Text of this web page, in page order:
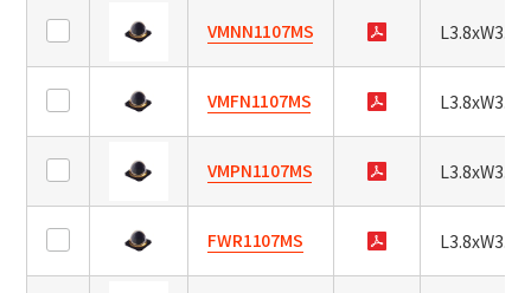
系
功
外
尺
寸
峰
VMNN1107MS
VMFN1107MS
VMPN1107MS
FWR1107MS